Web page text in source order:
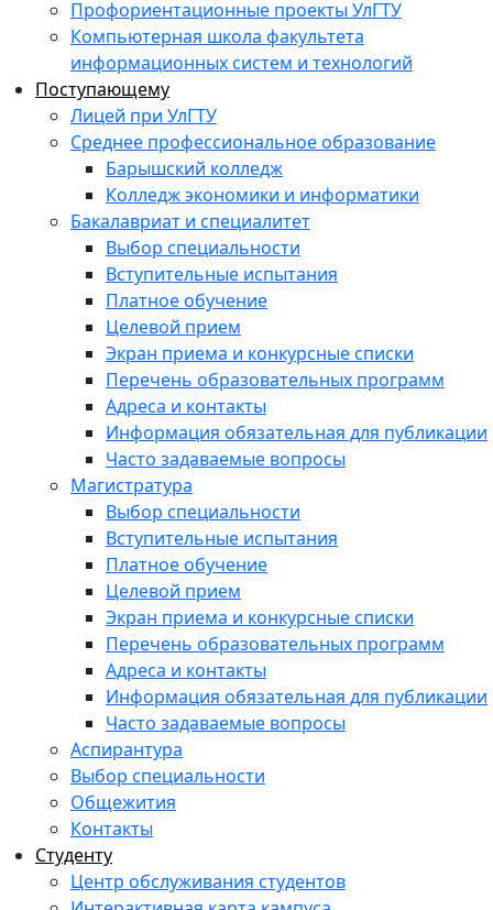
Профориентационные проекты УлГТУ
Компьютерная школа факультета
информационных систем и технологий
Поступающему
Лицей при УлГТУ
Среднее профессиональное образование
Барышский колледж
Колледж экономики и информатики
Бакалавриат и специалитет
Выбор специальности
Вступительные испытания
Платное обучение
Целевой прием
Экран приема и конкурсные списки
Перечень образовательных программ
Адреса и контакты
Информация обязательная для публикации
Часто задаваемые вопросы
Магистратура
Выбор специальности
Вступительные испытания
Платное обучение
Целевой прием
Экран приема и конкурсные списки
Перечень образовательных программ
Адреса и контакты
Информация обязательная для публикации
Часто задаваемые вопросы
Аспирантура
Выбор специальности
Общежития
Контакты
Студенту
Центр обслуживания студентов